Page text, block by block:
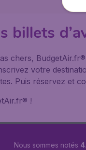
billets
chers,
votre
Puis réservez et
!
Nous sommes notés